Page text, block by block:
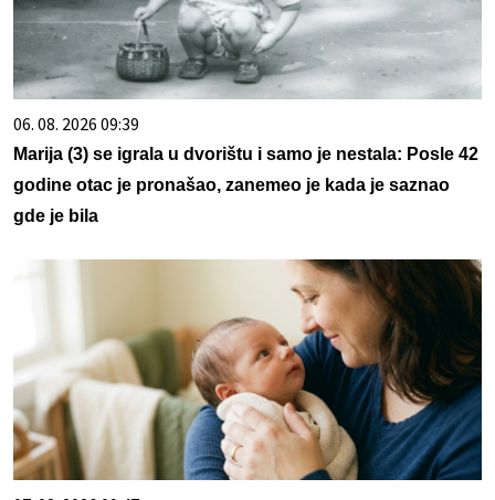
06. 08. 2026 09:39
Marija (3) se igrala u dvorištu i samo je nestala: Posle 42
godine otac je pronašao, zanemeo je kada je saznao
gde je bila